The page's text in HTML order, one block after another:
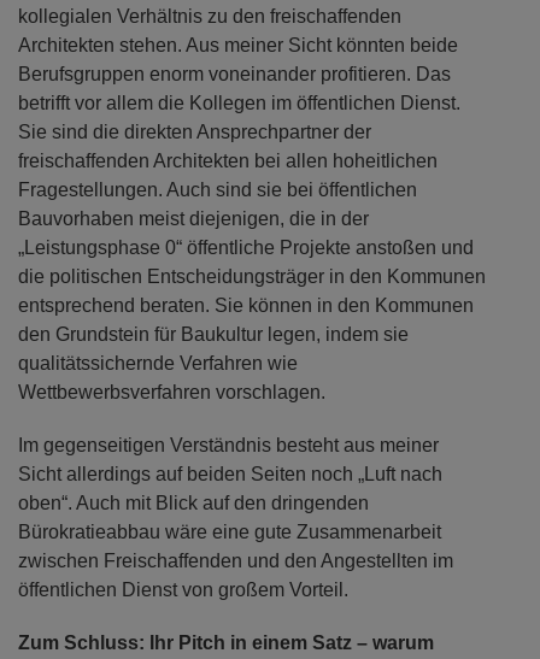
kollegialen Verhältnis zu den freischaffenden
Architekten stehen. Aus meiner Sicht könnten beide
Berufsgruppen enorm voneinander profitieren. Das
betrifft vor allem die Kollegen im öffentlichen Dienst.
Sie sind die direkten Ansprechpartner der
freischaffenden Architekten bei allen hoheitlichen
Fragestellungen. Auch sind sie bei öffentlichen
Bauvorhaben meist diejenigen, die in der
„Leistungsphase 0“ öffentliche Projekte anstoßen und
die politischen Entscheidungsträger in den Kommunen
entsprechend beraten. Sie können in den Kommunen
den Grundstein für Baukultur legen, indem sie
qualitätssichernde Verfahren wie
Wettbewerbsverfahren vorschlagen.
Im gegenseitigen Verständnis besteht aus meiner
Sicht allerdings auf beiden Seiten noch „Luft nach
oben“. Auch mit Blick auf den dringenden
Bürokratieabbau wäre eine gute Zusammenarbeit
zwischen Freischaffenden und den Angestellten im
öffentlichen Dienst von großem Vorteil.
Zum Schluss: Ihr Pitch in einem Satz – warum